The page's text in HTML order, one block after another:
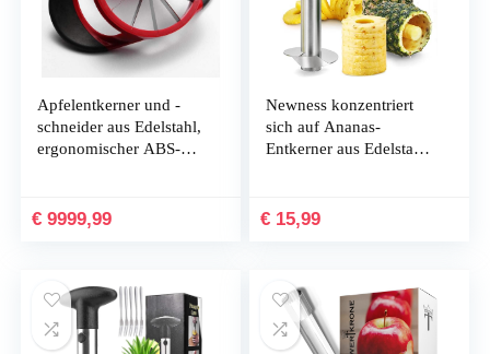
Apfelentkerner und -
schneider aus Edelstahl,
ergonomischer ABS-
robust und rostbeständig
€ 9999,99
Newness konzentriert
sich auf Ananas-
Entkerner aus Edelstahl,
Newness Premium-
Ananaskernen…
€ 15,99